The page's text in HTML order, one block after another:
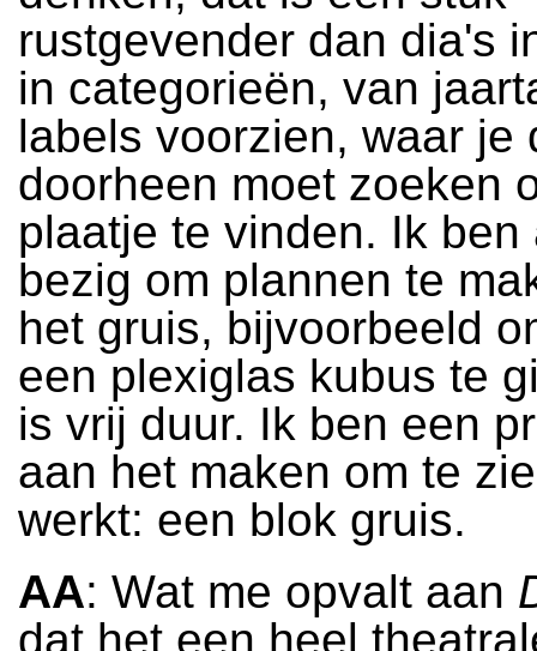
rustgevender dan dia's
in categorieën, van
labels voorzien, waar je
doorheen moet zoeken
plaatje te vinden. Ik ben
bezig om plannen te
het gruis, bijvoorbeeld
een plexiglas kubus te
is vrij duur. Ik ben een
aan het maken om te
werkt: een blok gruis.
AA: Wat me opvalt aan
dat het een heel